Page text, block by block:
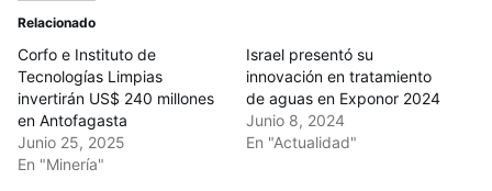
Relacionado
Corfo e Instituto de
Tecnologías Limpias
invertirán US$ 240 millones
en Antofagasta
Junio 25, 2025
En "Minería"
Israel presentó su
innovación en tratamiento
de aguas en Exponor 2024
Junio 8, 2024
En "Actualidad"